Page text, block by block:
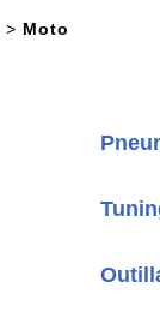
> Moto